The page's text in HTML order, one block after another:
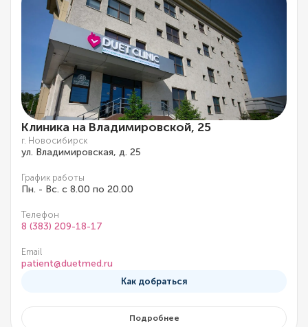
Клиника на Владимировской, 25
г. Новосибирск
ул. Владимировская, д. 25
График работы
Пн. - Вс. с 8.00 по 20.00
Телефон
8 (383) 209-18-17
Email
patient@duetmed.ru
Как добраться
Подробнее